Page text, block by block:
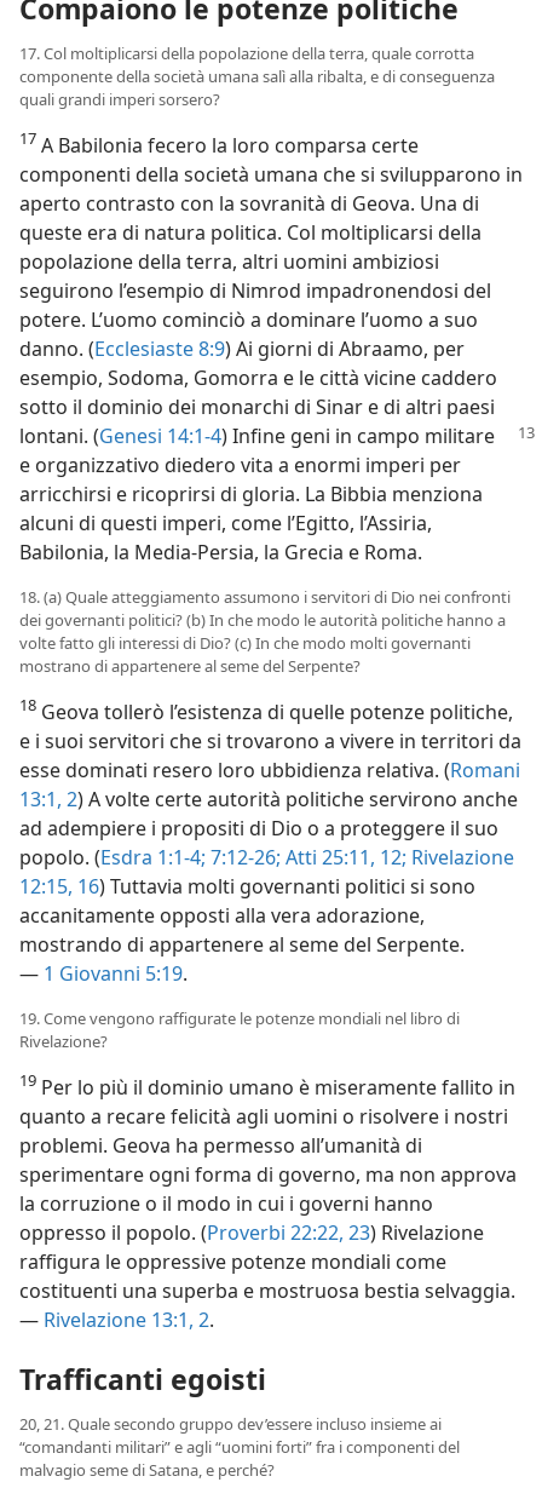
Compaiono le potenze politiche
17. Col moltiplicarsi della popolazione della terra, quale corrotta
componente della società umana salì alla ribalta, e di conseguenza
quali grandi imperi sorsero?
17 A Babilonia fecero la loro comparsa certe
componenti della società umana che si svilupparono in
aperto contrasto con la sovranità di Geova. Una di
queste era di natura politica. Col moltiplicarsi della
popolazione della terra, altri uomini ambiziosi
seguirono l’esempio di Nimrod impadronendosi del
potere. L’uomo cominciò a dominare l’uomo a suo
danno. (Ecclesiaste 8:9) Ai giorni di Abraamo, per
esempio, Sodoma, Gomorra e le città vicine caddero
sotto il dominio dei monarchi di Sinar e di altri paesi
lontani. (Genesi 14:1-4) Infine geni in campo militare
e organizzativo diedero vita a enormi imperi per
arricchirsi e ricoprirsi di gloria. La Bibbia menziona
alcuni di questi imperi, come l’Egitto, l’Assiria,
Babilonia, la Media-Persia, la Grecia e Roma.
18. (a) Quale atteggiamento assumono i servitori di Dio nei confronti
dei governanti politici? (b) In che modo le autorità politiche hanno a
volte fatto gli interessi di Dio? (c) In che modo molti governanti
mostrano di appartenere al seme del Serpente?
18 Geova tollerò l’esistenza di quelle potenze politiche,
e i suoi servitori che si trovarono a vivere in territori da
esse dominati resero loro ubbidienza relativa. (Romani
13:1, 2) A volte certe autorità politiche servirono anche
ad adempiere i propositi di Dio o a proteggere il suo
popolo. (Esdra 1:1-4; 7:12-26; Atti 25:11, 12; Rivelazione
12:15, 16) Tuttavia molti governanti politici si sono
accanitamente opposti alla vera adorazione,
mostrando di appartenere al seme del Serpente.
— 1 Giovanni 5:19.
19. Come vengono raffigurate le potenze mondiali nel libro di
Rivelazione?
19 Per lo più il dominio umano è miseramente fallito in
quanto a recare felicità agli uomini o risolvere i nostri
problemi. Geova ha permesso all’umanità di
sperimentare ogni forma di governo, ma non approva
la corruzione o il modo in cui i governi hanno
oppresso il popolo. (Proverbi 22:22, 23) Rivelazione
raffigura le oppressive potenze mondiali come
costituenti una superba e mostruosa bestia selvaggia.
— Rivelazione 13:1, 2.
Trafficanti egoisti
20, 21. Quale secondo gruppo dev’essere incluso insieme ai
“comandanti militari” e agli “uomini forti” fra i componenti del
malvagio seme di Satana, e perché?